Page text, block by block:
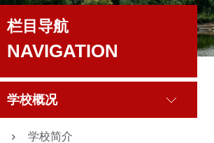
栏目导航
NAVIGATION
学校概况
学校简介